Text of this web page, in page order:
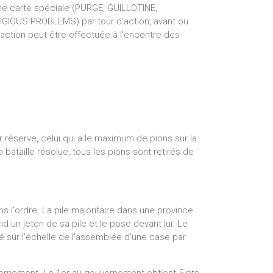
spéciale (PURGE, GUILLOTINE,
PROBLEMS) par tour d'action, avant ou
peut être effectuée à l'encontre des
réserve, celui qui a le maximum de pions sur la
bataille résolue, tous les pions sont retirés de
l'ordre. La pile majoritaire dans une province
un jeton de sa pile et le pose devant lui. Le
sur l'échelle de l'assemblée d'une case par